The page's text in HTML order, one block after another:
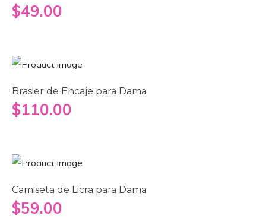
$49.00
Brasier de Encaje para Dama
$110.00
Camiseta de Licra para Dama
$59.00